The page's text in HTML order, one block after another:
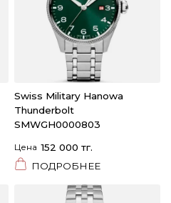
Swiss Military Hanowa
Thunderbolt
SMWGH0000803
Цена 152 000 тг.
ПОДРОБНЕЕ